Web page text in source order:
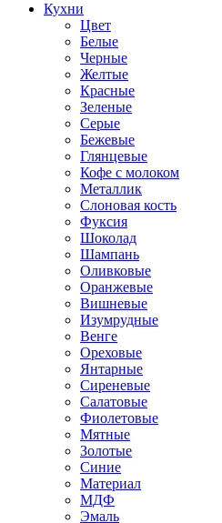
Кухни
Цвет
Белые
Черные
Желтые
Красные
Зеленые
Серые
Бежевые
Глянцевые
Кофе с молоком
Металлик
Слоновая кость
Фуксия
Шоколад
Шампань
Оливковые
Оранжевые
Вишневые
Изумрудные
Венге
Ореховые
Янтарные
Сиреневые
Салатовые
Фиолетовые
Мятные
Золотые
Синие
Материал
МДФ
Эмаль